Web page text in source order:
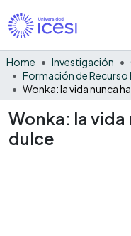
Home Investigación
Wonka: la vida
dulce